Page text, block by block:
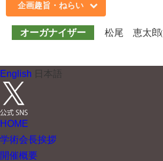
企画趣旨・ねらい
オーガナイザー 松尾 恵太郎
English 日本語
HOME
学術会長挨拶
開催概要